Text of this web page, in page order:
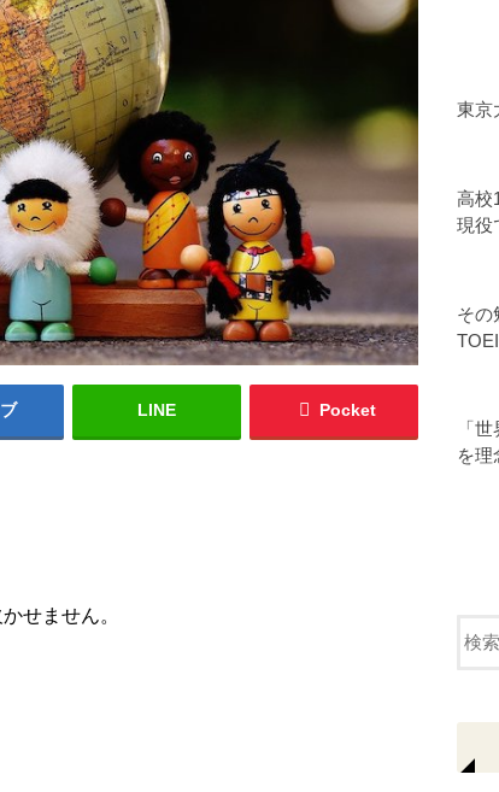
LINE Pocket
せません。
東京
高校
現役
その
「
を理